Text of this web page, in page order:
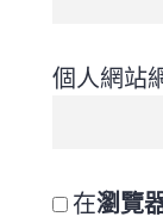
個人網站
在瀏覽